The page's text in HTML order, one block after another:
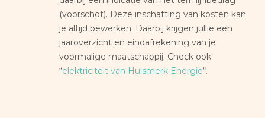
(voorschot). Deze inschatting van kosten kan
je altijd bewerken. Daarbij krijgen jullie een
jaaroverzicht en eindafrekening van je
voormalige maatschappij. Check ook
“elektriciteit van Huismerk Energie“.